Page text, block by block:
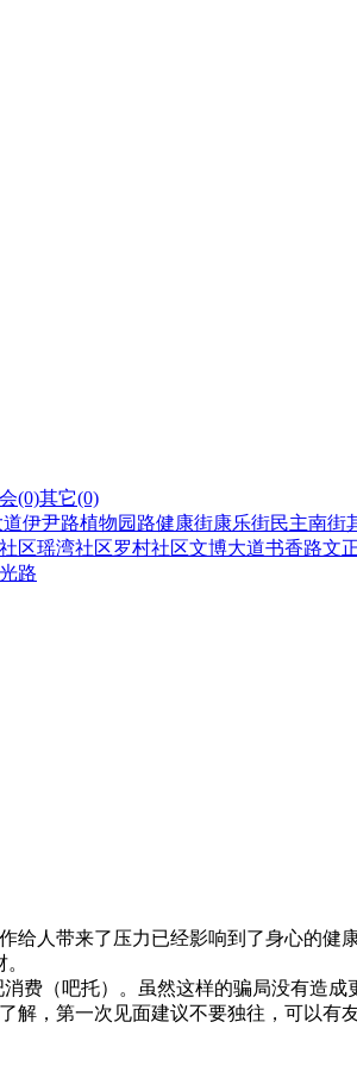
(0)其它(0)
伊尹路植物园路健康街康乐街民主南街
区瑶湾社区罗村社区文博大道书香路文
路
人带来了压力已经影响到了身心的
费（吧托）。虽然这样的骗局没有造成
，第一次见面建议不要独往，可以有